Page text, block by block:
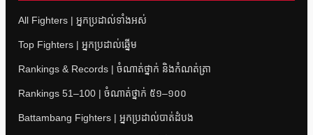
All Fighters | អ្នកប្រដាល់ទាំងអស់
Top Fighters | អ្នកប្រដាល់ឆ្នើម
Rankings & Records | ចំណាត់ថ្នាក់ និងកំណត់ត្រា
Rankings 51–100 | ចំណាត់ថ្នាក់ ៥១–១០០
Battambang Fighters | អ្នកប្រដាល់បាត់ដំបង